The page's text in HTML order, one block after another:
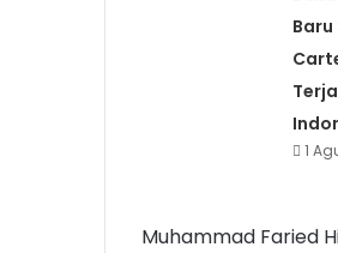
Baru
1
Muhammad Faried